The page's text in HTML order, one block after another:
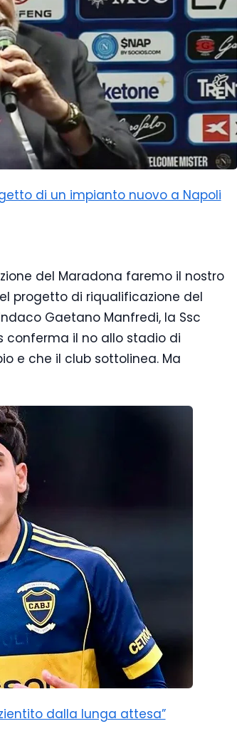
di un impianto nuovo a Napoli
del Maradona faremo il nostro
progetto di riqualificazione del
Gaetano Manfredi, la Ssc
conferma il no allo stadio di
e che il club sottolinea. Ma
dalla lunga attesa”